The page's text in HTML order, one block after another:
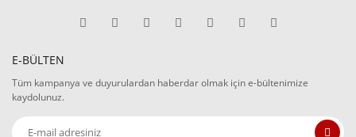
E-BÜLTEN
Tüm kampanya ve duyurulardan haberdar olmak için e-bültenimize
kaydolunuz.